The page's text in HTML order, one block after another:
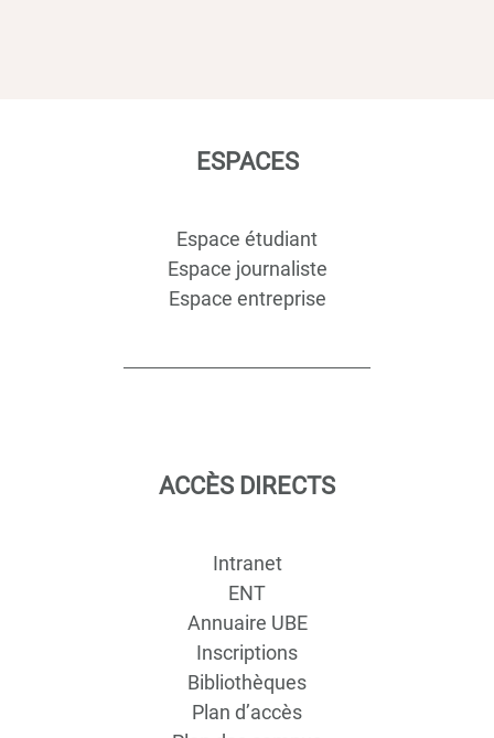
ESPACES
Espace étudiant
Espace journaliste
Espace entreprise
ACCÈS DIRECTS
Intranet
ENT
Annuaire UBE
Inscriptions
Bibliothèques
Plan d’accès